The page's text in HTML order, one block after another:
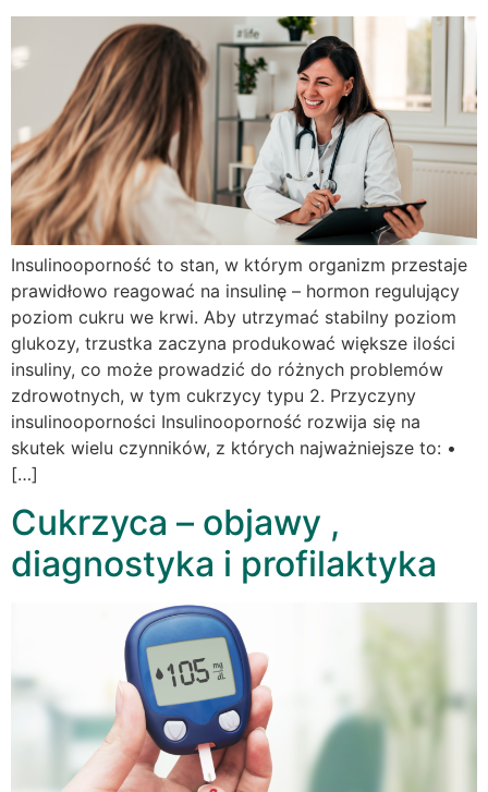
Insulinooporność to stan, w którym organizm przestaje
prawidłowo reagować na insulinę – hormon regulujący
poziom cukru we krwi. Aby utrzymać stabilny poziom
glukozy, trzustka zaczyna produkować większe ilości
insuliny, co może prowadzić do różnych problemów
zdrowotnych, w tym cukrzycy typu 2. Przyczyny
insulinooporności Insulinooporność rozwija się na
skutek wielu czynników, z których najważniejsze to: •
[…]
Cukrzyca – objawy ,
diagnostyka i profilaktyka